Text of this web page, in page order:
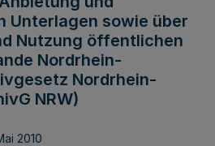
Unterlagen sowie über
Nutzung öffentlichen
Nordrhein-
Nordrhein-
NRW)
2010